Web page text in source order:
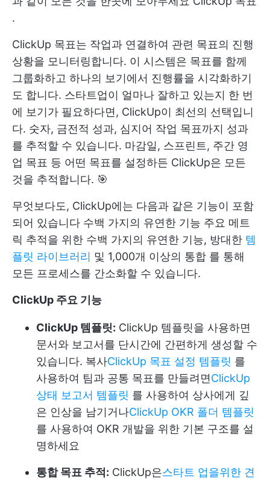
.
ClickUp 목표는 작업과 연결하여 관련 목표의 진행
상황을 모니터링합니다. 이 시스템은 목표를 함께
그룹화하고 하나의 보기에서 진행률을 시각화하기
도 합니다. 스타트업이 얼마나 잘하고 있는지 한 번
에 보기가 필요하다면, ClickUp이 최선의 선택입니
다. 숫자, 금전적 성과, 심지어 작업 목표까지 성과
를 추적할 수 있습니다. 마감일, 스프린트, 주간 영
업 목표 등 어떤 목표를 설정하든 ClickUp은 모든
것을 추적합니다. 🎯
무엇보다도, ClickUp에는 다음과 같은 기능이 포함
되어 있습니다 수백 가지의 유연한 기능 주요 메트
릭 추적을 위한 수백 가지의 유연한 기능, 방대한 템
플릿 라이브러리 및 1,000개 이상의 통합 를 통해
모든 프로세스를 간소화할 수 있습니다.
ClickUp 주요 기능
ClickUp 템플릿: ClickUp 템플릿을 사용하면
문서와 보고서를 단시간에 간편하게 생성할 수
있습니다. 복사ClickUp 목표 설정 템플릿 를
사용하여 팀과 공통 목표를 만들려면ClickUp
상태 보고서 템플릿 를 사용하여 상사에게 깊
은 인상을 남기거나ClickUp OKR 폴더 템플릿
를 사용하여 OKR 개발을 위한 기본 구조를 설
명하세요
통합 목표 추적: ClickUp은스타트 업을위한 견